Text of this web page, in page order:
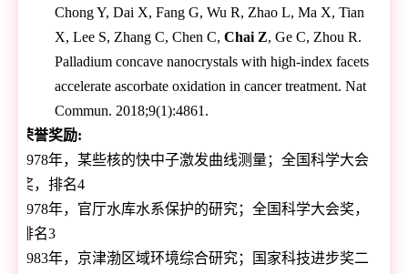
Chong Y, Dai X, Fang G, Wu R, Zhao L, Ma X, Tian
X, Lee S, Zhang C, Chen C, Chai Z, Ge C, Zhou R.
Palladium concave nanocrystals with high-index facets
accelerate ascorbate oxidation in cancer treatment. Nat
Commun. 2018;9(1):4861.
荣誉奖励:
1978年，某些核的快中子激发曲线测量；全国科学大会
奖，排名4
1978年，官厅水库水系保护的研究；全国科学大会奖，
排名3
1983年，京津渤区域环境综合研究；国家科技进步奖二